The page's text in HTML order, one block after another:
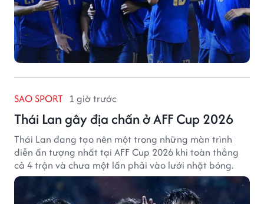
SAO SPORT 1 giờ trước
Thái Lan gây địa chấn ở AFF Cup 2026
Thái Lan đang tạo nên một trong những màn trình
diễn ấn tượng nhất tại AFF Cup 2026 khi toàn thắng
cả 4 trận và chưa một lần phải vào lưới nhặt bóng.